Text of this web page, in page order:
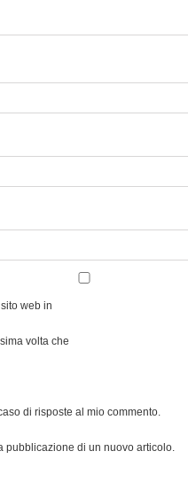
web in
volta che
di risposte al mio commento.
pubblicazione di un nuovo articolo.